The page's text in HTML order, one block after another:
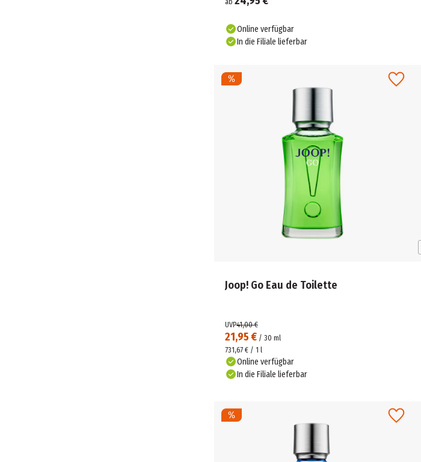
ab
Online verfügbar
In die Filiale lieferbar
Joop! Go Eau de Toilette
21,95 € / 30 ml
UVP41,00 €
731,67 € / 1 l
Online verfügbar
In die Filiale lieferbar